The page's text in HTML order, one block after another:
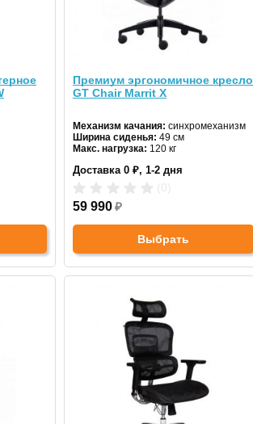
Премиум эргономичное кресло
GT Chair Marrit X
Механизм качания: синхромеханизм
Ширина сиденья: 49 см
Макс. нагрузка: 120 кг
Материал спинки:сетка
Доставка 0 ₽, 1-2 дня
59 990₽
Выбрать